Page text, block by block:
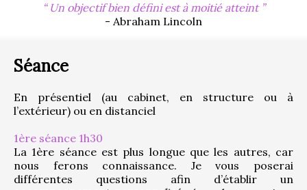
Un objectif bien défini est à moitié atteint
- Abraham Lincoln
Séance
En présentiel (au cabinet, en structure ou à
l’extérieur) ou en distanciel
1ère séance 1h30
La 1ère séance est plus longue que les autres, car
nous ferons connaissance. Je vous poserai